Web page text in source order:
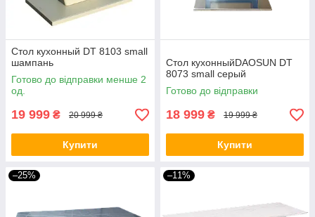
Стол кухонный DT 8103 small
шампань
Готово до відправки менше 2
од.
19 999 ₴ 20 999 ₴
Купити
Стол кухонныйDAOSUN DT
8073 small серый
Готово до відправки
18 999 ₴ 19 999 ₴
Купити
–25% –11%